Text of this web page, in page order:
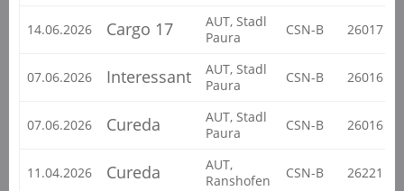
14.06.2026 Cargo 17
AUT, Stadl
Paura
CSN-B 26017
07.06.2026 Interessant
AUT, Stadl
Paura
CSN-B 26016
07.06.2026 Cureda
AUT, Stadl
Paura
CSN-B 26016
11.04.2026 Cureda
AUT,
Ranshofen
CSN-B 26221